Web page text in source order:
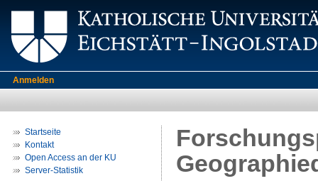
Anmelden
Startseite
Kontakt
Open Access an der KU
Server-Statistik